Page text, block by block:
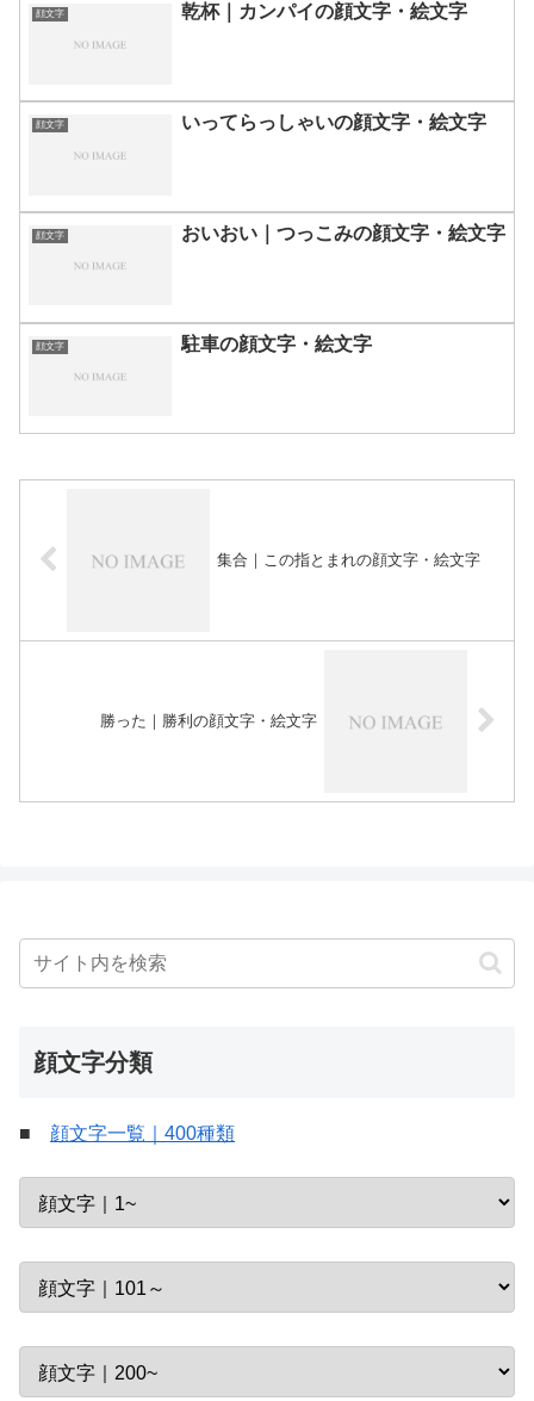
顔文字 乾杯｜カンパイの顔文字・絵文字
顔文字 いってらっしゃいの顔文字・絵文字
顔文字 おいおい｜つっこみの顔文字・絵文字
顔文字 駐車の顔文字・絵文字
集合｜この指とまれの顔文字・絵文字
勝った｜勝利の顔文字・絵文字
顔文字分類
■ 顔文字一覧｜400種類